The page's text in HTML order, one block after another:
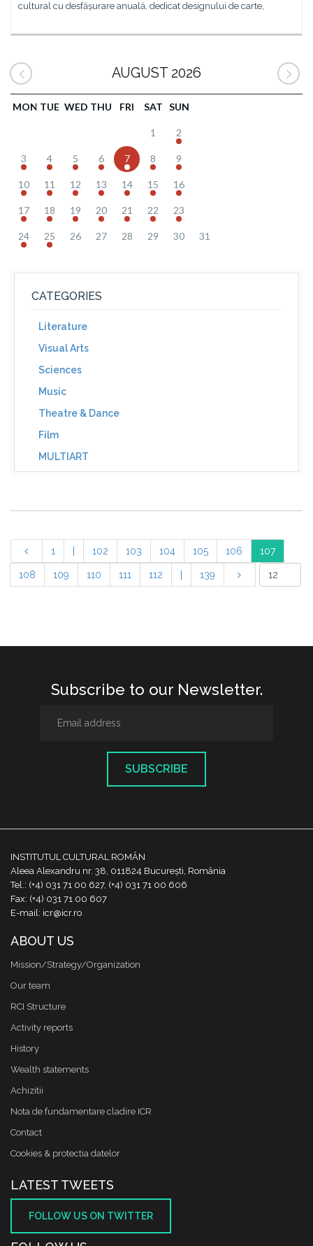
cultural cu desfășurare anuală, dedicat designului de carte,
AUGUST 2026
MON TUE WED THU FRI SAT SUN
1 2
3 4 5 6 7 8 9
10 11 12 13 14 15 16
17 18 19 20 21 22 23
24 25 26 27 28 29 30 31
CATEGORIES
Literature
Visual Arts
Sciences
Music
Theatre & Dance
Film
MULTIART
1 102 103 104 105 106 107
108 109 110 111 112 139
Subscribe to our Newsletter.
SUBSCRIBE
INSTITUTUL CULTURAL ROMÂN
Aleea Alexandru nr. 38, 011824 București, România
Tel.: (+4) 031 71 00 627, (+4) 031 71 00 606
Fax: (+4) 031 71 00 607
E-mail: icr@icr.ro
ABOUT US
Mission/Strategy/Organization
Our team
RCI Structure
Activity reports
History
Wealth statements
Achizitii
Nota de fundamentare cladire ICR
Contact
Cookies & protectia datelor
LATEST TWEETS
FOLLOW US ON TWITTER